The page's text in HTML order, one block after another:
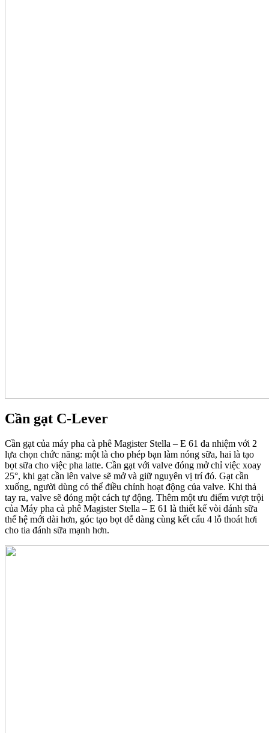
Cần gạt C-Lever
Cần gạt của máy pha cà phê Magister Stella – E 61 đa nhiệm với 2
lựa chọn chức năng: một là cho phép bạn làm nóng sữa, hai là tạo
bọt sữa cho việc pha latte. Cần gạt với valve đóng mở chỉ việc xoay
25°, khi gạt cần lên valve sẽ mở và giữ nguyên vị trí đó. Gạt cần
xuống, người dùng có thể điều chỉnh hoạt động của valve. Khi thả
tay ra, valve sẽ đóng một cách tự động. Thêm một ưu điểm vượt trội
của Máy pha cà phê Magister Stella – E 61 là thiết kế vòi đánh sữa
thế hệ mới dài hơn, góc tạo bọt dễ dàng cùng kết cấu 4 lỗ thoát hơi
cho tia đánh sữa mạnh hơn.